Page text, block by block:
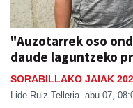
"Auzotarrek oso
daude laguntzeko
SORABILLAKO JAIAK
Lide Ruiz Telleria abu 07,